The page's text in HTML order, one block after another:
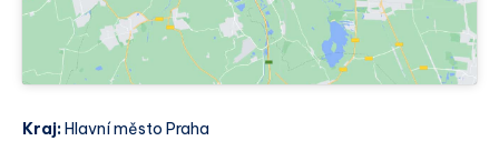
Kraj: Hlavní město Praha